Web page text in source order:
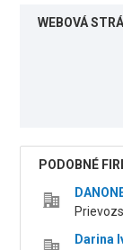
WEBOVÁ
PODOBNÉ
Darina